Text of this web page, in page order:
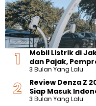
Mobil Listrik di
dan Pajak,
3 Bulan Yang Lalu
Review Denza Z
Siap Masuk
3 Bulan Yang Lalu